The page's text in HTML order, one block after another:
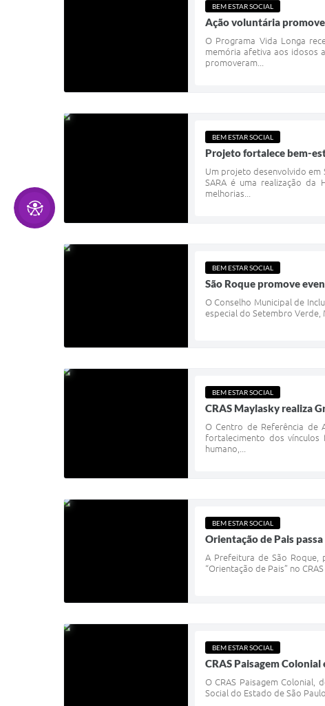
BEM ESTAR SOCIAL
Ação voluntária
O Programa Vida Longa
memória afetiva aos idosos
promoveram...
BEM ESTAR SOCIAL
Projeto fortalece bem-
Um projeto desenvolvido em
SARA é uma realização da
melhorias...
BEM ESTAR SOCIAL
São Roque promove
O Conselho Municipal de
especial do Setembro Verde,
BEM ESTAR SOCIAL
CRAS Maylasky realiza
O Centro de Referência de
fortalecimento dos vínculos
humano,...
BEM ESTAR SOCIAL
Orientação de Pais
A Prefeitura de São
“Orientação de Pais” no
BEM ESTAR SOCIAL
CRAS Paisagem
O CRAS Paisagem
Social do Estado de São